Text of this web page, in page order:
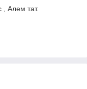
, Алем тат.